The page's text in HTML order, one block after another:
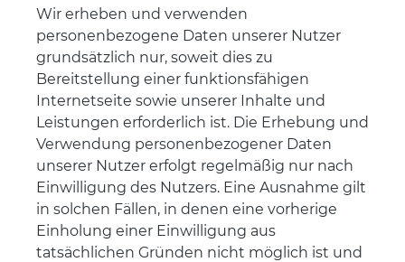
Wir erheben und verwenden
personenbezogene Daten unserer Nutzer
grundsätzlich nur, soweit dies zu
Bereitstellung einer funktionsfähigen
Internetseite sowie unserer Inhalte und
Leistungen erforderlich ist. Die Erhebung und
Verwendung personenbezogener Daten
unserer Nutzer erfolgt regelmäßig nur nach
Einwilligung des Nutzers. Eine Ausnahme gilt
in solchen Fällen, in denen eine vorherige
Einholung einer Einwilligung aus
tatsächlichen Gründen nicht möglich ist und